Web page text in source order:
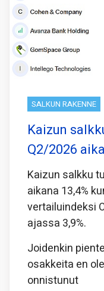
SALKUN RAKENNE
Kaizun
Q2/2026
Kaizun salkku
aikana 13,4%
vertailuindeksi
ajassa 3,9%.
Joidenkin
osakkeita en
onnistunut